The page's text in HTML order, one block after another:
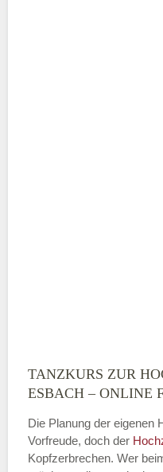
Montag
TANZKURS ZUR
ESBACH – ONLINE
Die Planung der eigenen
Vorfreude, doch der
Kopfzerbrechen. Wer